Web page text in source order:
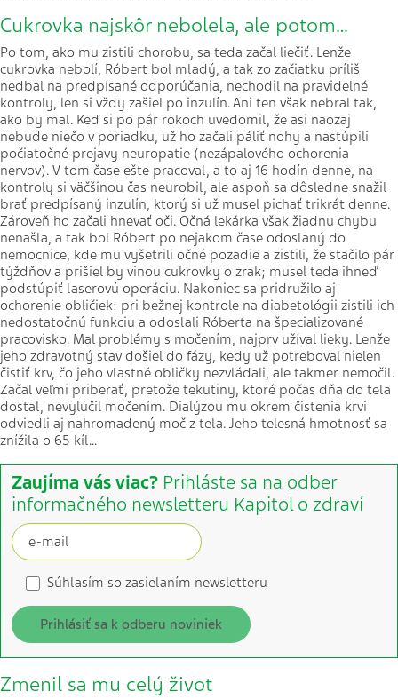
Cukrovka najskôr nebolela, ale potom…
Po tom, ako mu zistili chorobu, sa teda začal liečiť. Lenže
cukrovka nebolí, Róbert bol mladý, a tak zo začiatku príliš
nedbal na predpísané odporúčania, nechodil na pravidelné
kontroly, len si vždy zašiel po inzulín. Ani ten však nebral tak,
ako by mal. Keď si po pár rokoch uvedomil, že asi naozaj
nebude niečo v poriadku, už ho začali páliť nohy a nastúpili
počiatočné prejavy neuropatie (nezápalového ochorenia
nervov). V tom čase ešte pracoval, a to aj 16 hodín denne, na
kontroly si väčšinou čas neurobil, ale aspoň sa dôsledne snažil
brať predpísaný inzulín, ktorý si už musel pichať trikrát denne.
Zároveň ho začali hnevať oči. Očná lekárka však žiadnu chybu
nenašla, a tak bol Róbert po nejakom čase odoslaný do
nemocnice, kde mu vyšetrili očné pozadie a zistili, že stačilo pár
týždňov a prišiel by vinou cukrovky o zrak; musel teda ihneď
podstúpiť laserovú operáciu. Nakoniec sa pridružilo aj
ochorenie obličiek: pri bežnej kontrole na diabetológii zistili ich
nedostatočnú funkciu a odoslali Róberta na špecializované
pracovisko. Mal problémy s močením, najprv užíval lieky. Lenže
jeho zdravotný stav došiel do fázy, kedy už potreboval nielen
čistiť krv, čo jeho vlastné obličky nezvládali, ale takmer nemočil.
Začal veľmi priberať, pretože tekutiny, ktoré počas dňa do tela
dostal, nevylúčil močením. Dialýzou mu okrem čistenia krvi
odviedli aj nahromadený moč z tela. Jeho telesná hmotnosť sa
znížila o 65 kíl...
Zaujíma vás viac? Prihláste sa na odber
informačného newsletteru Kapitol o zdraví
Súhlasím so zasielaním newsletteru
Prihlásiť sa k odberu noviniek
Zmenil sa mu celý život